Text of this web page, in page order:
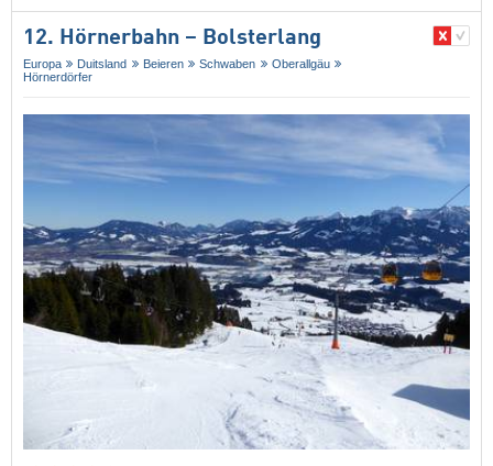
12. Hörnerbahn – Bolsterlang
Europa Duitsland Beieren Schwaben
Oberallgäu
Hörnerdörfer